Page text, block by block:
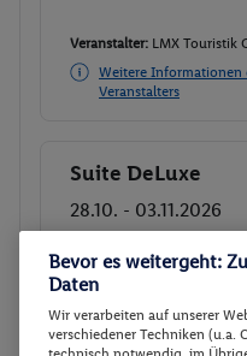
Veranstalter: LMX Touristik
Weitere Informationen
Veranstalters
Buchen
Suite DeLuxe
28.10. - 03.11.2026
Frühstück
Bevor es weitergeht:
Daten
Wir verarbeiten auf unserer
verschiedener Techniken (u.a.